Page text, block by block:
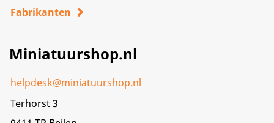
Fabrikanten
Miniatuurshop.nl
helpdesk@miniatuurshop.nl
Terhorst 3